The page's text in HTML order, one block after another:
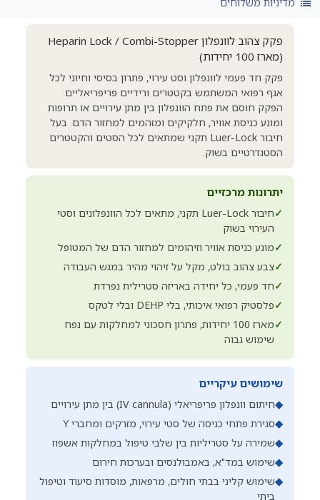
פקק צהוב לוונפלון Heparin Lock / Combi-Stopper
(מארז 100 יחידות)
פקק חד פעמי לוונפלון וסט עירוי, פתרון בסיסי וחיוני לכל
אגף רפואי המשתמש בקטטרים ורידיים פריפריאליים.
הפקק חוסם את פתח הוונפלון בין מתן עירויים או תרופות
ומונע כניסת אוויר, חלקיקים ומזהמים למחזור הדם. בעל
חיבור Luer-Lock תקני שמתאים לכל הסטים והקטטרים
הסטנדרטיים בשוק.
יתרונות מרכזיים
✓
חיבור Luer-Lock תקני, מתאים לכל הוונפלונים וסטי
העירוי בשוק
✓מונע כניסת אוויר וזיהומים למחזור הדם של המטופל
✓צבע צהוב בולט, מקל על זיהוי מהיר במגש העבודה
✓חד פעמי, כל יחידה באריזה סטרילית נפרדת
✓פלסטיק רפואי איכותי, בלי DEHP ובלי לטקס
✓
מארז 100 יחידות, פתרון חסכוני למחלקות עם נפח
שימוש גבוה
שימושים עיקריים
◆חיתום וונפלון פריפריאלי (IV cannula) בין מתן עירויים
◆סגירת פתחי כניסה של סטי עירוי, מזרקים ומחברי Y
◆שמירה על סטריליות בין שלבי טיפול במחלקות אשפוז
◆שימוש במד"א, באמבולנסים ובערכות חירום
◆שימוש קליני בבתי חולים, מרפאות, מוסדות סיעוד וטיפול
ביתי